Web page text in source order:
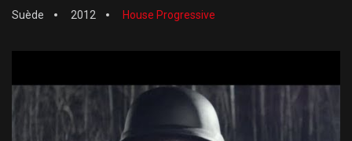
Suède 2012 House Progressive